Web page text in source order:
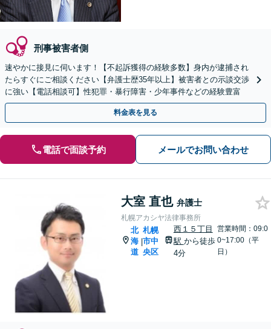
刑事被害者側
速やかに接見に伺います！【不起訴獲得の経験多数】身内が逮捕され
たらすぐにご相談ください【弁護士歴35年以上】被害者との示談交渉
に強い【電話相談可】性犯罪・暴行障害・少年事件などの経験豊富
料金表を見る
電話で面談予約 メールでお問い合わせ
大室 直也 弁護士
札幌アカシヤ法律事務所
北
海
道
|
札幌
市中
央区
西１５丁目
駅 から徒歩
4分
営業時間：09:0
0~17:00（平
日）